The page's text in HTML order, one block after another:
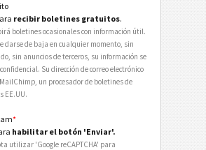
recibir boletines gratuitos.
boletines ocasionales con información útil.
darse de baja en cualquier momento, sin
sin anuncios de terceros, su información se
Su dirección de correo electrónico
un procesador de boletines de
EE.UU.
*
habilitar el botón 'Enviar'.
utilizar 'Google reCAPTCHA' para